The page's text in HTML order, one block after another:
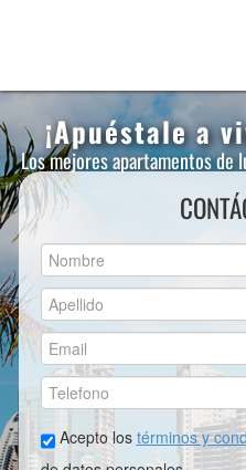
¡Apuéstale a
Los mejores apartamentos de
Acepto los términos y